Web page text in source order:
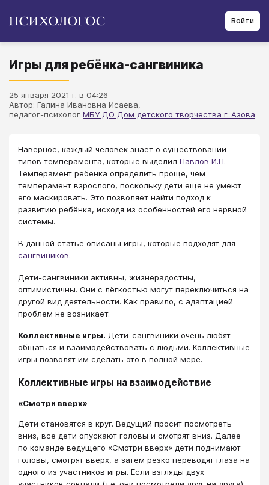
Войти
Игры для ребёнка-сангвиника
25 января 2021 г. в 04:26
Автор: Галина Ивановна Исаева,
педагог-психолог МБУ ДО Дом детского творчества г. Азова
Наверное, каждый человек знает о существовании
типов темперамента, которые выделил Павлов И.П.
Темперамент ребёнка определить проще, чем
темперамент взрослого, поскольку дети еще не умеют
его маскировать. Это позволяет найти подход к
развитию ребёнка, исходя из особенностей его нервной
системы.
В данной статье описаны игры, которые подходят для
сангвиников.
Дети-сангвиники активны, жизнерадостны,
оптимистичны. Они с лёгкостью могут переключиться на
другой вид деятельности. Как правило, с адаптацией
проблем не возникает.
Коллективные игры. Дети-сангвиники очень любят
общаться и взаимодействовать с людьми. Коллективные
игры позволят им сделать это в полной мере.
Коллективные игры на взаимодействие
«Смотри вверх»
Дети становятся в круг. Ведущий просит посмотреть
вниз, все дети опускают головы и смотрят вниз. Далее
по команде ведущего «Смотри вверх» дети поднимают
головы, смотрят вверх, а затем резко переводят глаза на
одного из участников игры. Если взгляды двух